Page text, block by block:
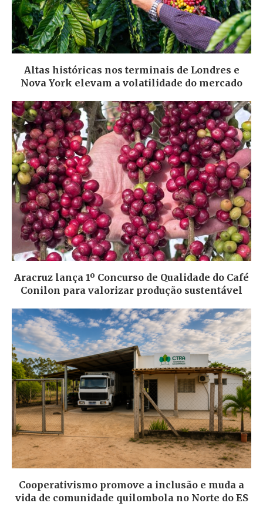
Altas históricas nos terminais de Londres e
Nova York elevam a volatilidade do mercado
Aracruz lança 1º Concurso de Qualidade do Café
Conilon para valorizar produção sustentável
Cooperativismo promove a inclusão e muda a
vida de comunidade quilombola no Norte do ES